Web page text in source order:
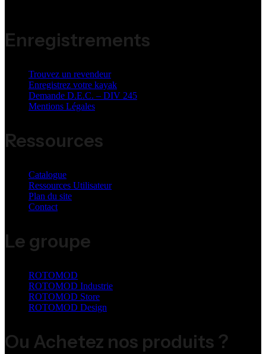
Enregistrements
Trouvez un revendeur
Enregistrez votre kayak
Demande D.E.C. – DIV 245
Mentions Légales
Ressources
Catalogue
Ressources Utilisateur
Plan du site
Contact
Le groupe
ROTOMOD
ROTOMOD Industrie
ROTOMOD Store
ROTOMOD Design
Ou Achetez nos produits ?